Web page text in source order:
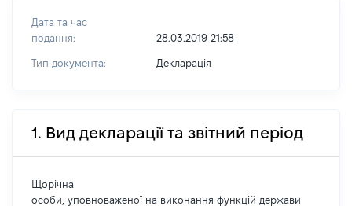
Дата та час
подання:
28.03.2019 21:58
Тип документа: Декларація
1. Вид декларації та звітний період
Щорічна
особи, уповноваженої на виконання функцій держави